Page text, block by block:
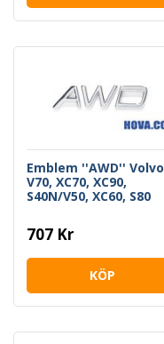
Emblem ''AWD'' Volvo
V70, XC70, XC90,
S40N/V50, XC60, S80
707 Kr
KÖP